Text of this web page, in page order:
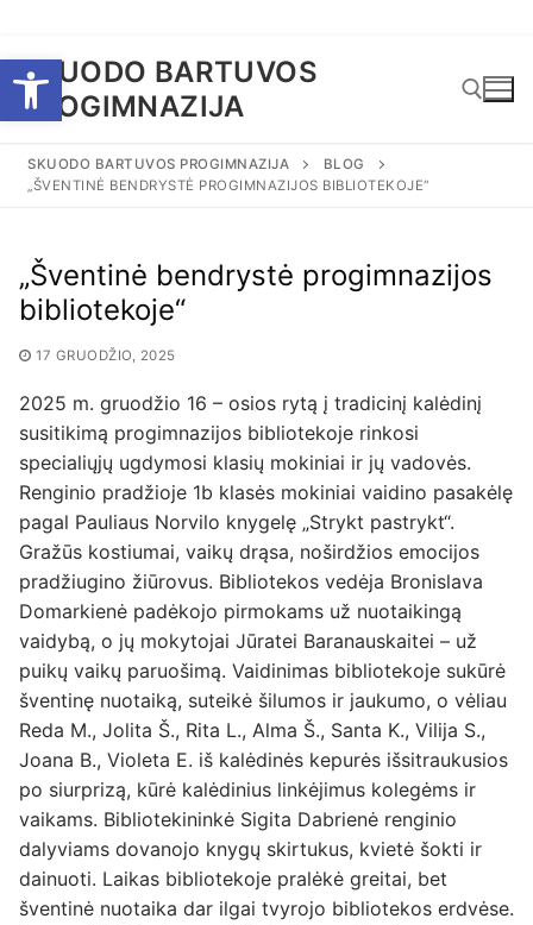
Open toolbar
prie
turinio
SKUODO BARTUVOS
PROGIMNAZIJA
Ieškoti:
SKUODO BARTUVOS PROGIMNAZIJA
BLOG
„ŠVENTINĖ BENDRYSTĖ PROGIMNAZIJOS BIBLIOTEKOJE“
„Šventinė bendrystė progimnazijos
bibliotekoje“
17 GRUODŽIO, 2025
2025 m. gruodžio 16 – osios rytą į tradicinį kalėdinį
susitikimą progimnazijos bibliotekoje rinkosi
specialiųjų ugdymosi klasių mokiniai ir jų vadovės.
Renginio pradžioje 1b klasės mokiniai vaidino pasakėlę
pagal Pauliaus Norvilo knygelę „Strykt pastrykt“.
Gražūs kostiumai, vaikų drąsa, noširdžios emocijos
pradžiugino žiūrovus. Bibliotekos vedėja Bronislava
Domarkienė padėkojo pirmokams už nuotaikingą
vaidybą, o jų mokytojai Jūratei Baranauskaitei – už
puikų vaikų paruošimą. Vaidinimas bibliotekoje sukūrė
šventinę nuotaiką, suteikė šilumos ir jaukumo, o vėliau
Reda M., Jolita Š., Rita L., Alma Š., Santa K., Vilija S.,
Joana B., Violeta E. iš kalėdinės kepurės išsitraukusios
po siurprizą, kūrė kalėdinius linkėjimus kolegėms ir
vaikams. Bibliotekininkė Sigita Dabrienė renginio
dalyviams dovanojo knygų skirtukus, kvietė šokti ir
dainuoti. Laikas bibliotekoje pralėkė greitai, bet
šventinė nuotaika dar ilgai tvyrojo bibliotekos erdvėse.